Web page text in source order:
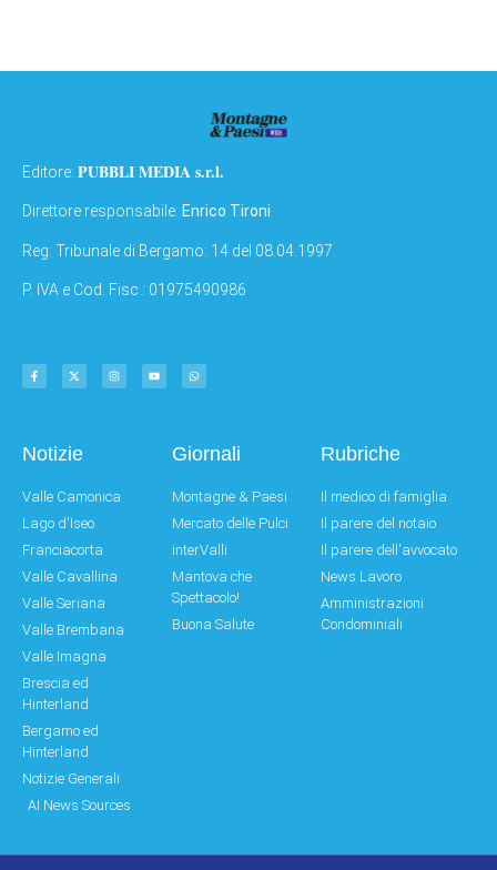
Editore: PUBBLI MEDIA s.r.l.
Direttore responsabile: Enrico Tironi
Reg: Tribunale di Bergamo: 14 del 08.04.1997
P. IVA e Cod. Fisc.: 01975490986
Notizie
Valle Camonica
Lago d'Iseo
Franciacorta
Valle Cavallina
Valle Seriana
Valle Brembana
Valle Imagna
Brescia ed
Hinterland
Bergamo ed
Hinterland
Notizie Generali
AI News Sources
Giornali
Montagne & Paesi
Mercato delle Pulci
interValli
Mantova che
Spettacolo!
Buona Salute
Rubriche
Il medico di famiglia
Il parere del notaio
Il parere dell'avvocato
News Lavoro
Amministrazioni
Condominiali